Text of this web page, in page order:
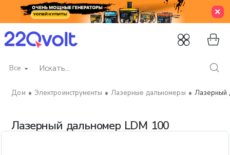
Все
Искать...
Лазерный дальномер LDM 100
Электроинструменты Лазерные дальномеры Лазерный